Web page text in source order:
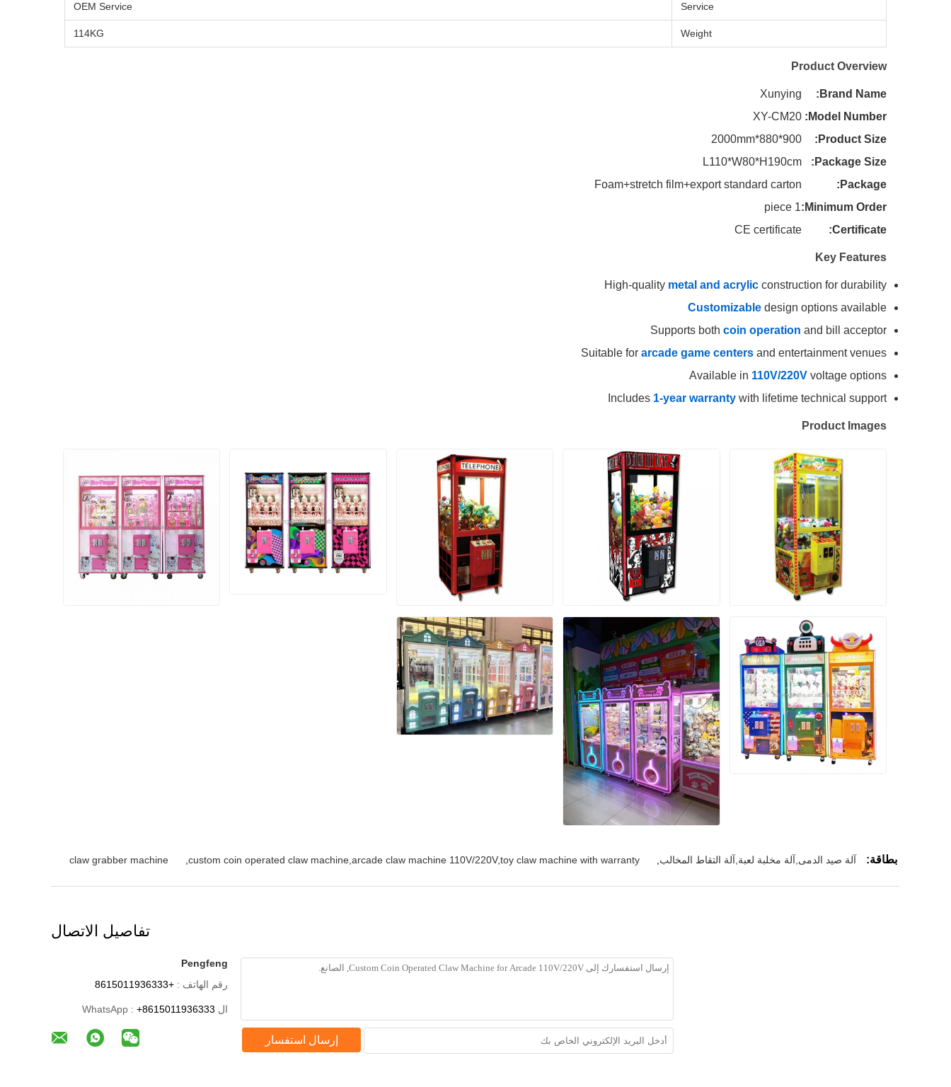
Service
OEM Service
Weight
114KG
Product Overview
Brand Name:
Xunying
Model Number:
XY-CM20
Product Size:
900*880*2000mm
Package Size:
L110*W80*H190cm
Package:
Foam+stretch film+export standard carton
Minimum Order:
1 piece
Certificate:
CE certificate
Key Features
High-quality metal and acrylic construction for durability
Customizable design options available
Supports both coin operation and bill acceptor
Suitable for arcade game centers and entertainment venues
Available in 110V/220V voltage options
Includes 1-year warranty with lifetime technical support
Product Images
بطاقة: آلة صيد الدمى,آلة مخلبة لعبة,آلة التقاط المخالب custom coin operated claw machine,arcade claw machine 110V/220V,toy claw machine with warranty
claw grabber machine
تفاصيل الاتصال
Pengfeng
رقم الهاتف : +8615011936333
ال WhatsApp : +8615011936333
إرسال استفسار